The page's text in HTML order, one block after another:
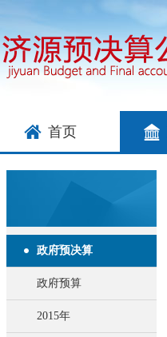
首页
政府预决算
政府预算
2015年